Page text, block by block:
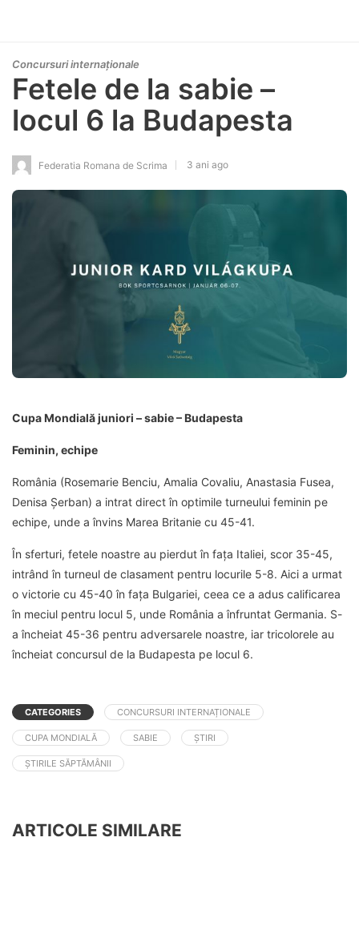
Concursuri internaționale
Fetele de la sabie –
locul 6 la Budapesta
Federatia Romana de Scrima 3 ani ago
Cupa Mondială juniori – sabie – Budapesta
Feminin, echipe
România (Rosemarie Benciu, Amalia Covaliu, Anastasia Fusea,
Denisa Șerban) a intrat direct în optimile turneului feminin pe
echipe, unde a învins Marea Britanie cu 45-41.
În sferturi, fetele noastre au pierdut în fața Italiei, scor 35-45,
intrând în turneul de clasament pentru locurile 5-8. Aici a urmat
o victorie cu 45-40 în fața Bulgariei, ceea ce a adus calificarea
în meciul pentru locul 5, unde România a înfruntat Germania. S-
a încheiat 45-36 pentru adversarele noastre, iar tricolorele au
încheiat concursul de la Budapesta pe locul 6.
CATEGORIES CONCURSURI INTERNAȚIONALE
CUPA MONDIALĂ SABIE ȘTIRI
ȘTIRILE SĂPTĂMÂNII
ARTICOLE SIMILARE